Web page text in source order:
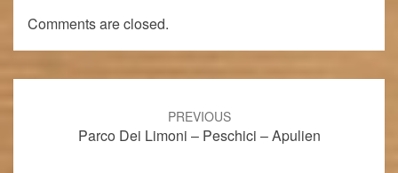
Comments are closed.
PREVIOUS
Parco Dei Limoni – Peschici – Apulien